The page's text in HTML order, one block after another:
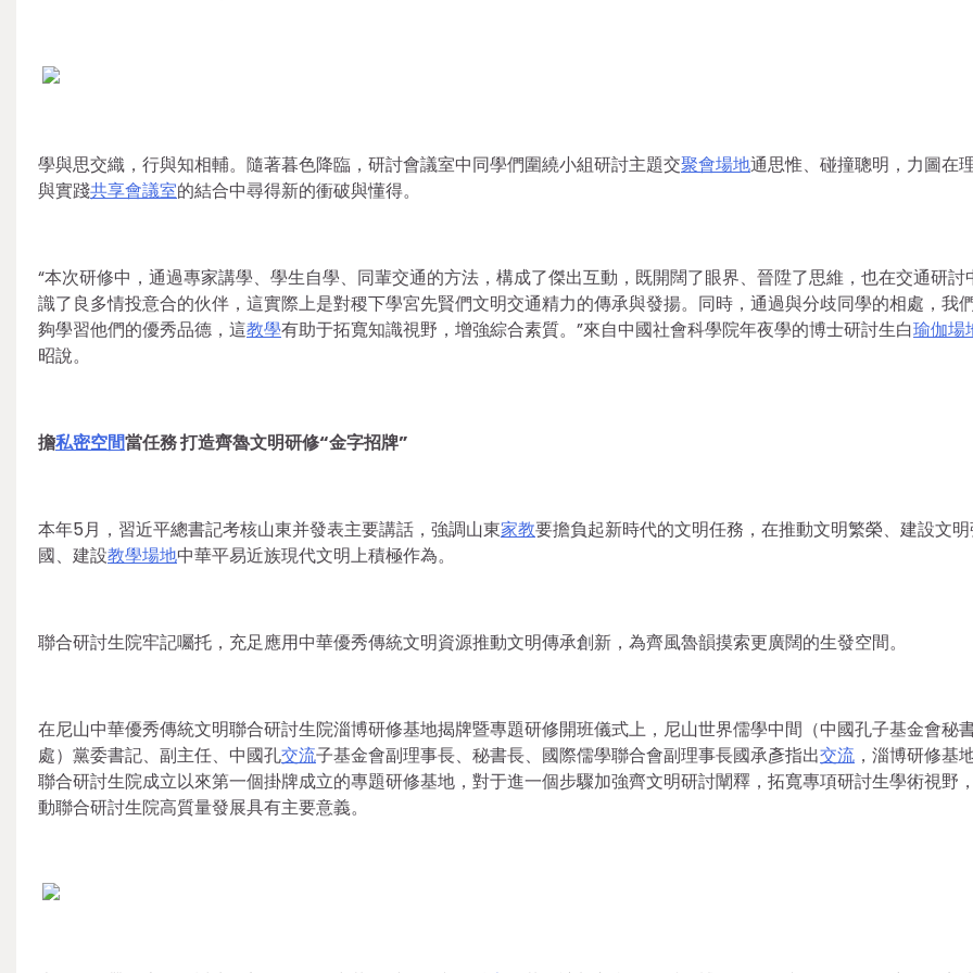
學與思交織，行與知相輔。隨著暮色降臨，研討會議室中同學們圍繞小組研討主題交聚會場地通思惟、碰撞聰明，力圖在
與實踐共享會議室的結合中尋得新的衝破與懂得。
“本次研修中，通過專家講學、學生自學、同輩交通的方法，構成了傑出互動，既開闊了眼界、晉陞了思維，也在交通研討
識了良多情投意合的伙伴，這實際上是對稷下學宮先賢們文明交通精力的傳承與發揚。同時，通過與分歧同學的相處，我
夠學習他們的優秀品德，這教學有助于拓寬知識視野，增強綜合素質。”來自中國社會科學院年夜學的博士研討生白瑜伽場
昭說。
擔私密空間當任務 打造齊魯文明研修“金字招牌”
本年5月，習近平總書記考核山東并發表主要講話，強調山東家教要擔負起新時代的文明任務，在推動文明繁榮、建設文
國、建設教學場地中華平易近族現代文明上積極作為。
聯合研討生院牢記囑托，充足應用中華優秀傳統文明資源推動文明傳承創新，為齊風魯韻摸索更廣闊的生發空間。
在尼山中華優秀傳統文明聯合研討生院淄博研修基地揭牌暨專題研修開班儀式上，尼山世界儒學中間（中國孔子基金會秘
處）黨委書記、副主任、中國孔交流子基金會副理事長、秘書長、國際儒學聯合會副理事長國承彥指出交流 ，淄博研修基
聯合研討生院成立以來第一個掛牌成立的專題研修基地，對于進一個步驟加強齊文明研討闡釋，拓寬專項研討生學術視野
動聯合研討生院高質量發展具有主要意義。